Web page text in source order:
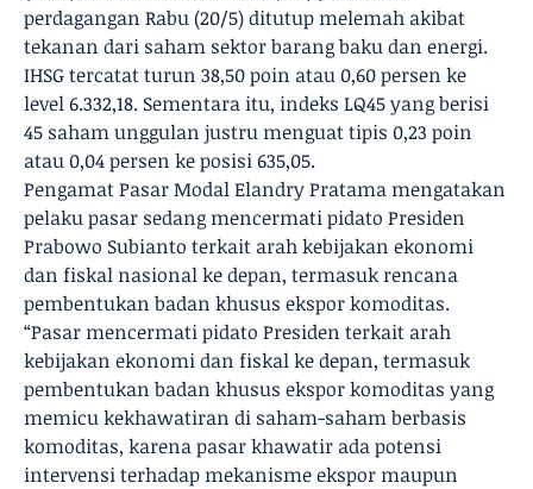
perdagangan Rabu (20/5) ditutup melemah akibat
tekanan dari saham sektor barang baku dan energi.
IHSG tercatat turun 38,50 poin atau 0,60 persen ke
level 6.332,18. Sementara itu, indeks LQ45 yang berisi
45 saham unggulan justru menguat tipis 0,23 poin
atau 0,04 persen ke posisi 635,05.
Pengamat Pasar Modal Elandry Pratama mengatakan
pelaku pasar sedang mencermati pidato Presiden
Prabowo Subianto terkait arah kebijakan ekonomi
dan fiskal nasional ke depan, termasuk rencana
pembentukan badan khusus ekspor komoditas.
“Pasar mencermati pidato Presiden terkait arah
kebijakan ekonomi dan fiskal ke depan, termasuk
pembentukan badan khusus ekspor komoditas yang
memicu kekhawatiran di saham-saham berbasis
komoditas, karena pasar khawatir ada potensi
intervensi terhadap mekanisme ekspor maupun